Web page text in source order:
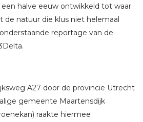
een halve eeuw ontwikkeld tot waar
natuur die klus niet helemaal
reportage van de
A27 door de provincie Utrecht
gemeente Maartensdijk
raakte hiermee